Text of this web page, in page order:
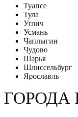
Туапсе
Тула
Углич
Усмань
Чаплыгин
Чудово
Шарья
Шлиссельбург
Ярославль
ГОРОДА